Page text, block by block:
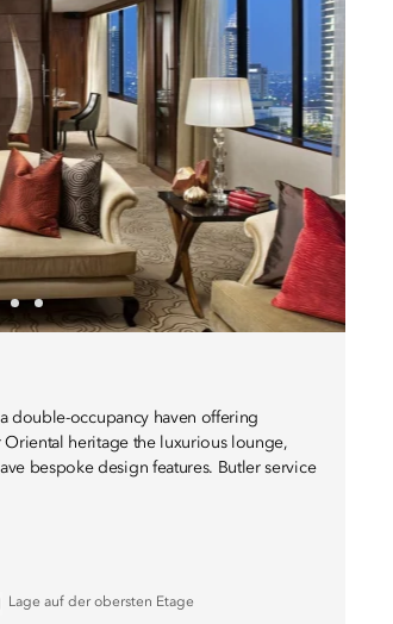
double-occupancy haven offering
heritage the luxurious lounge,
bespoke design features. Butler service
Lage auf der obersten Etage